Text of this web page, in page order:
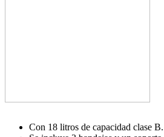
Con 18 litros de capacidad clase B.